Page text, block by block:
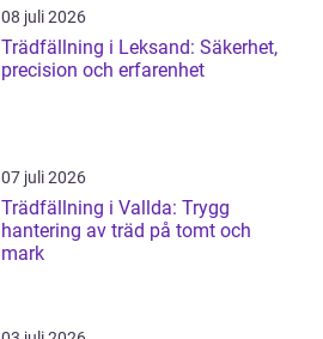
08 juli 2026
Trädfällning i Leksand: Säkerhet,
precision och erfarenhet
07 juli 2026
Trädfällning i Vallda: Trygg
hantering av träd på tomt och
mark